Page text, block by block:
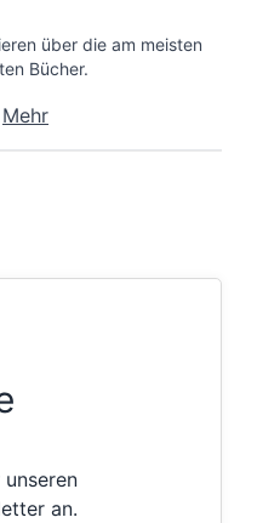
über die am meisten
Bücher.
Mehr
an.